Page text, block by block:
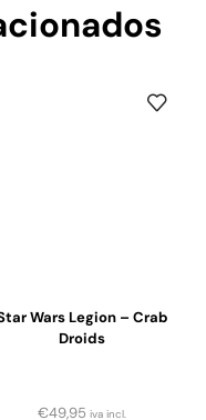
Wars Legion – Crab
Droids
€49,95 iva incl.